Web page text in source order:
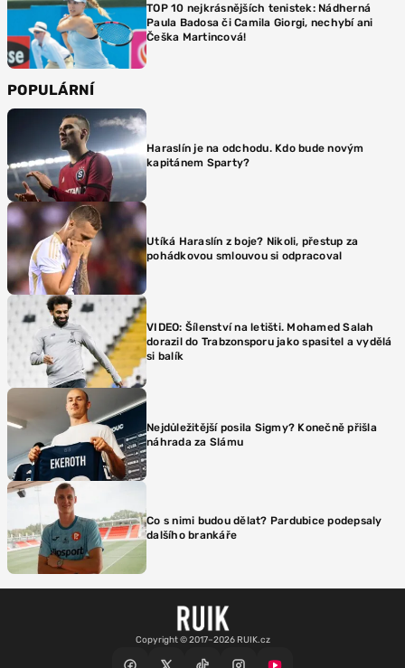
TOP 10 nejkrásnějších tenistek: Nádherná
Paula Badosa či Camila Giorgi, nechybí ani
Češka Martincová!
POPULÁRNÍ
Haraslín je na odchodu. Kdo bude novým
kapitánem Sparty?
Utíká Haraslín z boje? Nikoli, přestup za
pohádkovou smlouvou si odpracoval
VIDEO: Šílenství na letišti. Mohamed Salah
dorazil do Trabzonsporu jako spasitel a vydělá
si balík
Nejdůležitější posila Sigmy? Konečně přišla
náhrada za Slámu
Co s nimi budou dělat? Pardubice podepsaly
dalšího brankáře
Copyright © 2017–2026 RUIK.cz